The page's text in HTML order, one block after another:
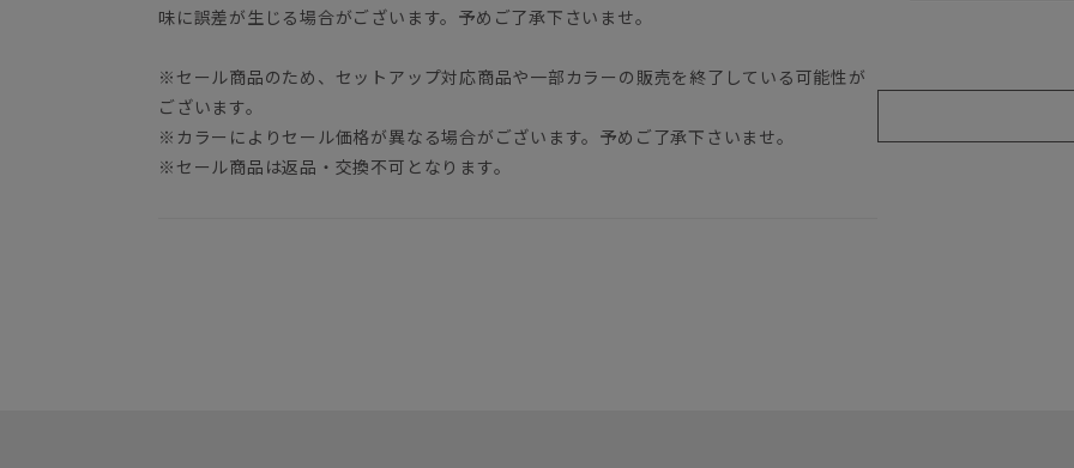
味に誤差が生じる場合がございます。予めご了承下さいませ。
※セール商品のため、セットアップ対応商品や一部カラーの販売を終了している可能性が
ございます。
※カラーによりセール価格が異なる場合がございます。予めご了承下さいませ。
※セール商品は返品・交換不可となります。